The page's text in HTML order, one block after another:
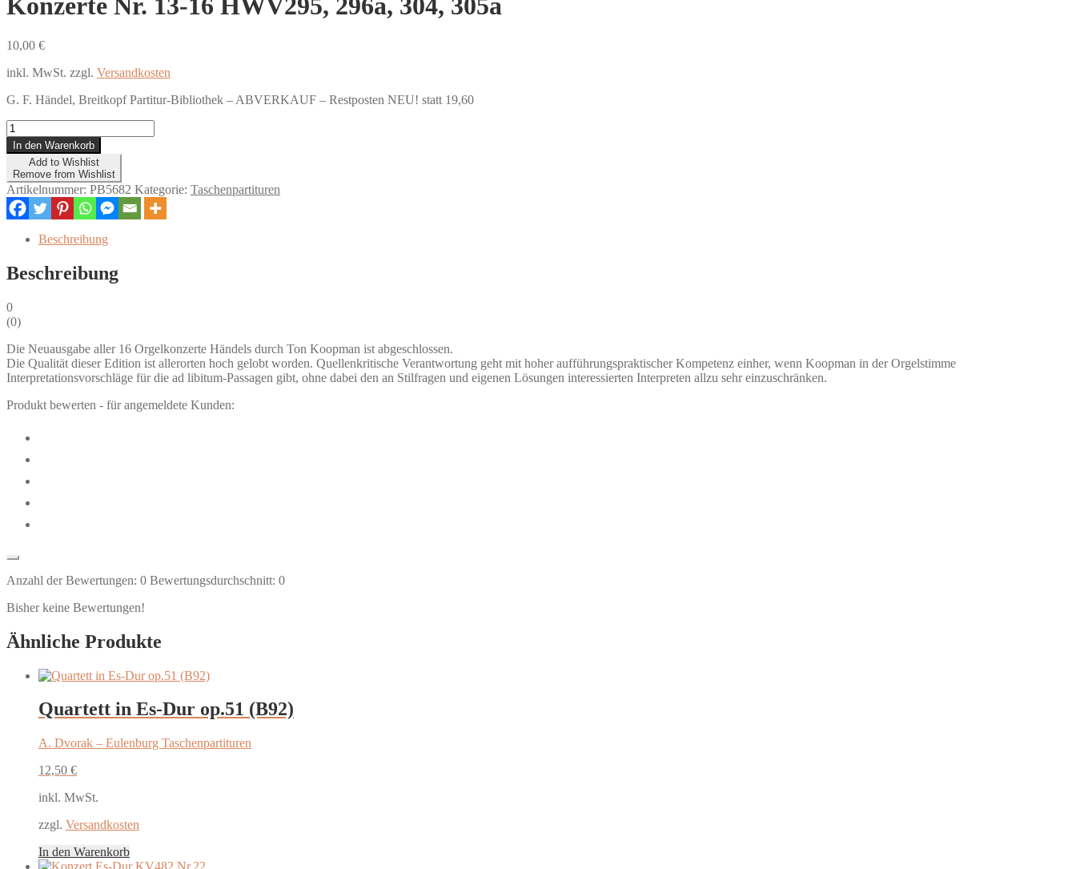
Konzerte Nr. 13-16 HWV295, 296a, 304, 305a
10,00 €
inkl. MwSt. zzgl. Versandkosten
G. F. Händel, Breitkopf Partitur-Bibliothek – ABVERKAUF – Restposten NEU! statt 19,60
Konzerte
Nr.
13-
16
HWV295,
296a,
304,
Menge
In den Warenkorb
Add to Wishlist
Remove from Wishlist
Artikelnummer: PB5682 Kategorie: Taschenpartituren
Beschreibung
Beschreibung
0
(0)
Die Neuausgabe aller 16 Orgelkonzerte Händels durch Ton Koopman ist abgeschlossen.
Die Qualität dieser Edition ist allerorten hoch gelobt worden. Quellenkritische Verantwortung geht mit hoher aufführungspraktischer Kompetenz einher, wenn Koopman in der Orgelstimme
Interpretationsvorschläge für die ad libitum-Passagen gibt, ohne dabei den an Stilfragen und eigenen Lösungen interessierten Interpreten allzu sehr einzuschränken.
Produkt bewerten - für angemeldete Kunden:
Anzahl der Bewertungen: 0 Bewertungsdurchschnitt: 0
Bisher keine Bewertungen!
Ähnliche Produkte
Quartett in Es-Dur op.51 (B92)
A. Dvorak – Eulenburg Taschenpartituren
12,50 €
inkl. MwSt.
zzgl. Versandkosten
In den Warenkorb